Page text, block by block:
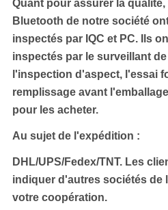
Quant pour assurer la
Bluetooth de notre société
inspectés par IQC et PC. Ils
inspectés par le surveillant
l'inspection d'aspect, l'essai
remplissage avant
pour les acheter.
Au sujet de l'expédition :
DHL/UPS/Fedex/TNT. Les
indiquer d'autres sociétés de
votre coopération.